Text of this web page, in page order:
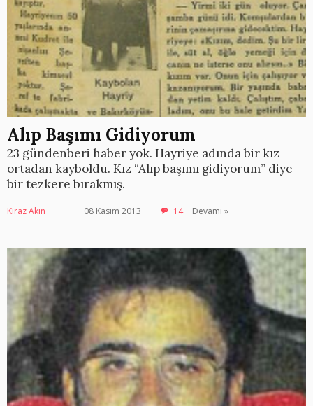
Alıp Başımı Gidiyorum
23 gündenberi haber yok. Hayriye adında bir kız
ortadan kayboldu. Kız “Alıp başımı gidiyorum” diye
bir tezkere bırakmış.
Kiraz Akın 08 Kasım 2013 14 Devamı »